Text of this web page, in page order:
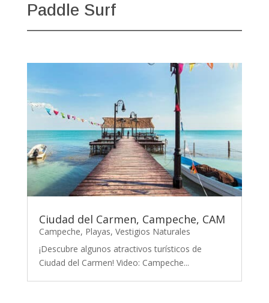
Paddle Surf
Ciudad del Carmen, Campeche, CAM
Campeche, Playas, Vestigios Naturales
¡Descubre algunos atractivos turísticos de
Ciudad del Carmen! Video: Campeche...